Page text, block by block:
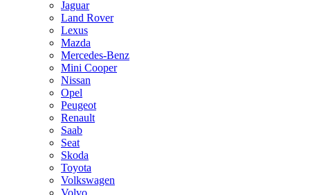
Jaguar
Land Rover
Lexus
Mazda
Mercedes-Benz
Mini Cooper
Nissan
Opel
Peugeot
Renault
Saab
Seat
Skoda
Toyota
Volkswagen
Volvo